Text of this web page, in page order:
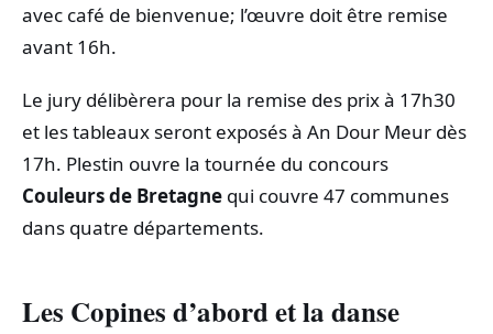
avec café de bienvenue; l’œuvre doit être remise
avant 16h.
Le jury délibèrera pour la remise des prix à 17h30
et les tableaux seront exposés à An Dour Meur dès
17h. Plestin ouvre la tournée du concours
Couleurs de Bretagne qui couvre 47 communes
dans quatre départements.
Les Copines d’abord et la danse